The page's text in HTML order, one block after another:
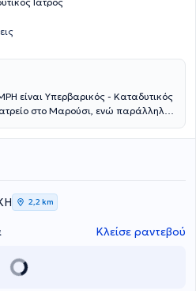
είναι Υπερβαρικός - Καταδυτικός
στο Μαρούσι, ενώ παράλληλα
Αθηνών. Εισήλθε στη
Πανεπιστημίου Θεσσαλονίκης,
Ναυτικού. Απέκτησε την
εκπαίδευσης στο Ναυτικό
Hyperbaric Medicine Unit -
Διαθέτει μεταπτυχιακό
Υγεία από το University of
Καταδυτικής & Υπερβαρικής
2,2 km
Κλείσε ραντεβού